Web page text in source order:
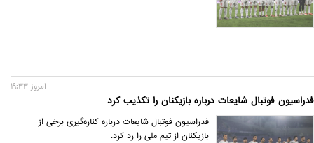
فدراسیون فوتبال شایعات درباره بازیکنان را تکذیب کرد
امروز 19:33
فدراسیون فوتبال شایعات درباره کناره‌گیری برخی از
بازیکنان از تیم ملی را رد کرد.